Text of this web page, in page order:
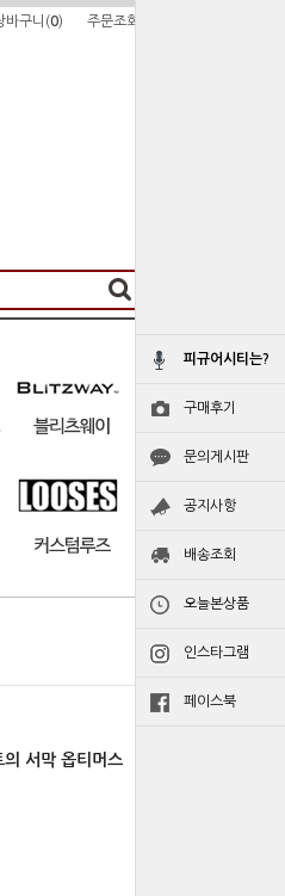
피규어시티는?
구매후기
문의게시판
공지사항
배송조회
오늘본상품
인스타그램
페이스북
바구니(0) 주문조회
서막 옵티머스